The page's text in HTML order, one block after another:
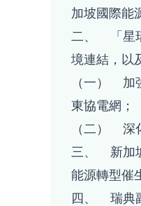
加坡國際能
二、 「星
境連結，以
（一） 加
東協電網；
（二） 深
三、 新加
能源轉型催
四、 瑞典